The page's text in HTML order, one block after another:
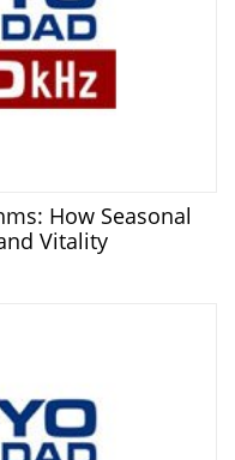
How Seasonal
Vitality